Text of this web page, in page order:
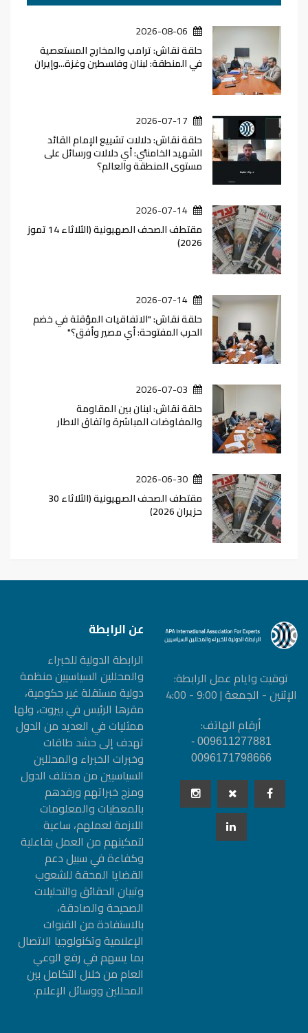
2026-08-06
حلقة نقاش: ترامب والمخارج المستعصية
في المنطقة: لبنان وفلسطين وغزة...وإيران
2026-07-17
حلقة نقاش: دلالات تشييع الإمام القائد
الشهيد الخامنئي: أي دلالات ورسائل على
مستوى المنطقة والعالم؟
2026-07-14
مقتطف الصحف الصهيونية (الثلاثاء 14 تموز
2026)
2026-07-14
حلقة نقاش: "الاتفاقيات المؤقتة في خضم
الحرب المفتوحة: أي مصير وأفق؟"
2026-07-03
حلقة نقاش: لبنان بين المقاومة
والمفاوضات المباشرة واتفاق الاطار
2026-06-30
مقتطف الصحف الصهيونية (الثلاثاء 30
حزيران 2026)
توقيت وايام عمل الرابطة:
الإثنين - الجمعة | 9:00 - 4:00
أرقام الهاتف:
009611277881 -
0096171798666
عن الرابطة
الرابطة الدولیة للخبراء
والمحللین السیاسیین منظمة
دولیة مستقلة غیر حكومیة،
مقرها الرئيس في بيروت، ولها
ممثليات في العديد من الدول
تهدف إلى حشد طاقات
وخبرات الخبراء والمحللين
السياسيين من مختلف الدول
ومزج خبراتهم ورفدهم
بالمعطيات والمعلومات
اللازمة لعملهم، ساعية
لتمكينهم من العمل بفاعلية
وكفاءة في سبيل دعم
القضايا المحقة للشعوب
وتبيان الحقائق والتحليلات
الصحيحة والصادقة،
بالاستفادة من القنوات
الإعلامية وتكنولوجيا الاتصال
بما يسهم في رفع الوعي
العام من خلال التكامل بين
المحللين ووسائل الإعلام.